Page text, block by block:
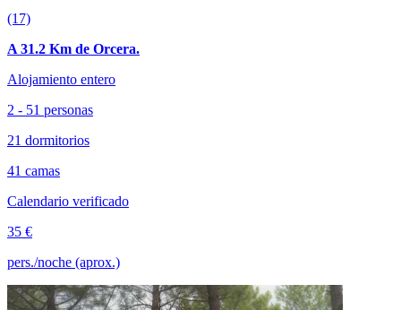
(17)
A 31.2 Km de Orcera.
Alojamiento entero
2 - 51 personas
21 dormitorios
41 camas
Calendario verificado
35 €
pers./noche (aprox.)